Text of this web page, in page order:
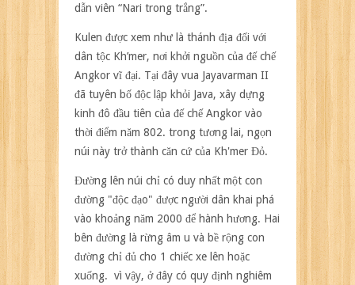
dẫn viên “Nari trong trắng”.
Kulen được xem như là thánh địa đối với
dân tộc Kh’mer, nơi khởi nguồn của đế chế
Angkor vĩ đại. Tại đây vua Jayavarman II
đã tuyên bố độc lập khỏi Java, xây dựng
kinh đô đầu tiên của đế chế Angkor vào
thời điểm năm 802. trong tương lai, ngọn
núi này trở thành căn cứ của Kh'mer Đỏ.
Đường lên núi chỉ có duy nhất một con
đường "độc đạo" được người dân khai phá
vào khoảng năm 2000 để hành hương. Hai
bên đường là rừng âm u và bề rộng con
đường chỉ đủ cho 1 chiếc xe lên hoặc
xuống. vì vậy, ở đây có quy định nghiêm